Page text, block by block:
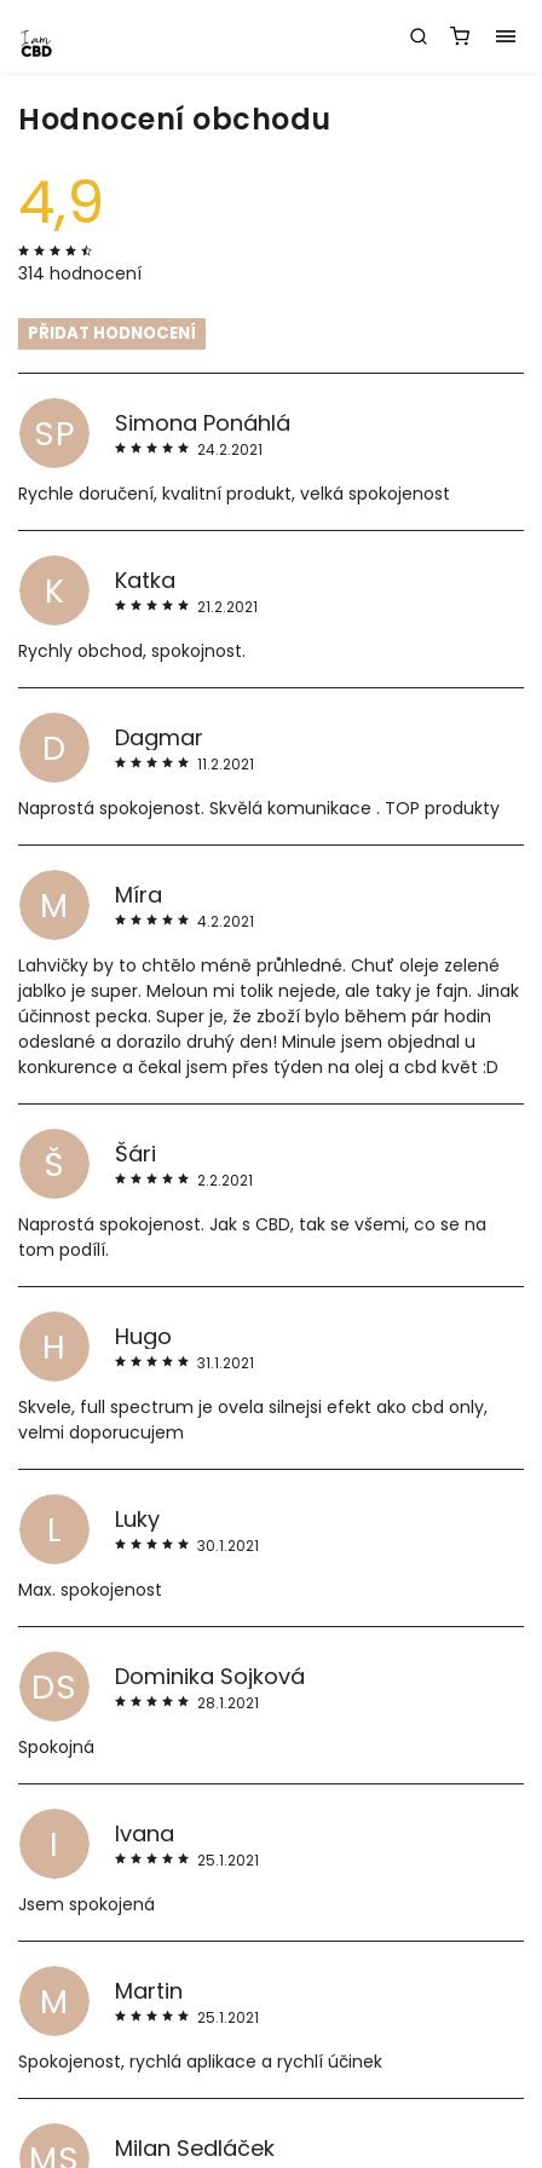
Hodnocení obchodu
4,9
314 hodnocení
PŘIDAT HODNOCENÍ
SP Simona Ponáhlá
24.2.2021
Rychle doručení, kvalitní produkt, velká spokojenost
K Katka
21.2.2021
Rychly obchod, spokojnost.
D Dagmar
11.2.2021
Naprostá spokojenost. Skvělá komunikace . TOP produkty
M Míra
4.2.2021
Lahvičky by to chtělo méně průhledné. Chuť oleje zelené
jablko je super. Meloun mi tolik nejede, ale taky je fajn. Jinak
účinnost pecka. Super je, že zboží bylo během pár hodin
odeslané a dorazilo druhý den! Minule jsem objednal u
konkurence a čekal jsem přes týden na olej a cbd květ :D
Š Šári
2.2.2021
Naprostá spokojenost. Jak s CBD, tak se všemi, co se na
tom podílí.
H Hugo
31.1.2021
Skvele, full spectrum je ovela silnejsi efekt ako cbd only,
velmi doporucujem
L Luky
30.1.2021
Max. spokojenost
DS Dominika Sojková
28.1.2021
Spokojná
I Ivana
25.1.2021
Jsem spokojená
M Martin
25.1.2021
Spokojenost, rychlá aplikace a rychlí účinek
MS Milan Sedláček